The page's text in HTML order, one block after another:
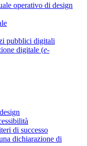
operativo di design
pubblici digitali
digitale (e-
di successo
dichiarazione di